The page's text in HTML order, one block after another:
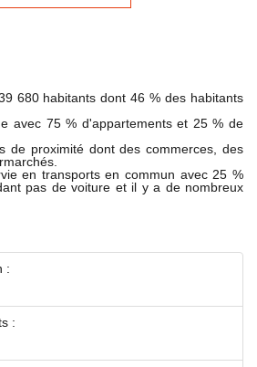
680 habitants dont 46 % des habitants
avec 75 % d'appartements et 25 % de
de proximité dont des commerces, des
en transports en commun avec 25 %
pas de voiture et il y a de nombreux
:
: